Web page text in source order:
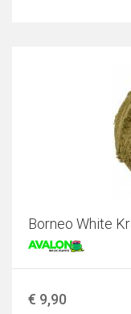
Borneo White
€ 9,90